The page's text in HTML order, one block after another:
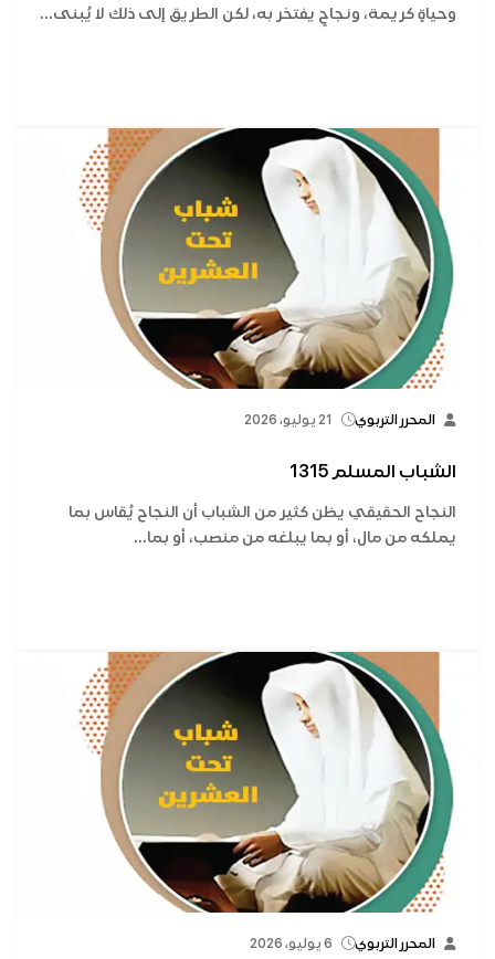
وحياةٍ كريمة، ونجاحٍ يفتخر به، لكن الطريق إلى ذلك لا يُبنى...
المحرر التربوي 21 يوليو، 2026
الشباب المسلم 1315
النجاح الحقيقي يظن كثير من الشباب أن النجاح يُقاس بما
يملكه من مال، أو بما يبلغه من منصب، أو بما...
المحرر التربوي 6 يوليو، 2026